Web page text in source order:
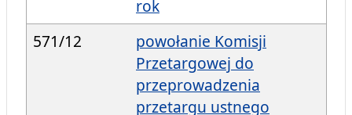
rok
571/12
powołanie Komisji
Przetargowej do
przeprowadzenia
przetargu ustnego